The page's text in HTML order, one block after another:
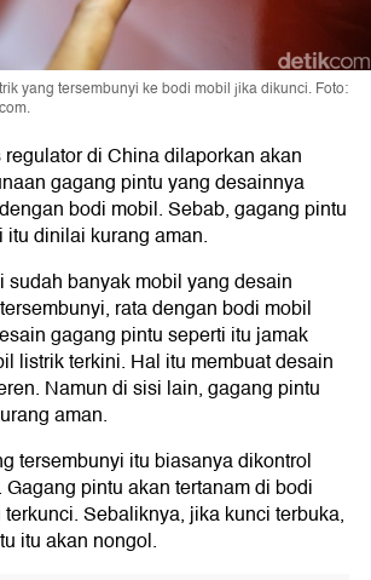
yang tersembunyi ke bodi mobil jika dikunci. Foto:
regulator di China dilaporkan akan
gagang pintu yang desainnya
bodi mobil. Sebab, gagang pintu
dinilai kurang aman.
sudah banyak mobil yang desain
rata dengan bodi mobil
gagang pintu seperti itu jamak
listrik terkini. Hal itu membuat desain
Namun di sisi lain, gagang pintu
aman.
tersembunyi itu biasanya dikontrol
pintu akan tertanam di bodi
Sebaliknya, jika kunci terbuka,
itu akan nongol.